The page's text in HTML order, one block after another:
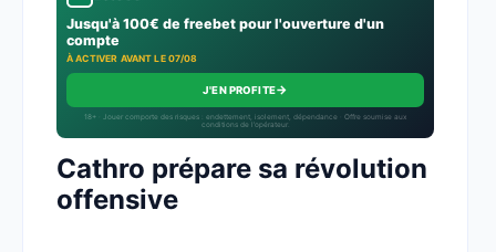
Jusqu'à 100€ de freebet pour l'ouverture d'un
compte
À ACTIVER AVANT LE 07/08
J'EN PROFITE→
18+ · Jouer comporte des risques : endettement, isolement, dépendance · Offre soumise aux
conditions de l’opérateur.
Cathro prépare sa révolution
offensive